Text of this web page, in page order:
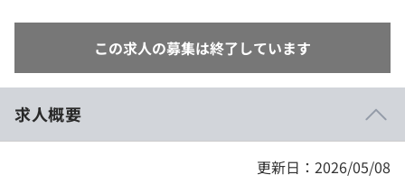
この求人の募集は終了しています
求人概要
更新日：2026/05/08